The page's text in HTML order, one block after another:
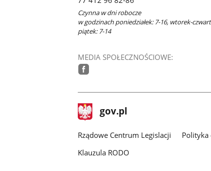
Czynna w dni robocze
w godzinach poniedziałek: 7-16, wtorek-
piątek: 7-14
MEDIA SPOŁECZNOŚCIOWE:
stopka
gov.pl Strona
gov.pl
Rządowe Centrum Legislacji Polityka
Klauzula RODO